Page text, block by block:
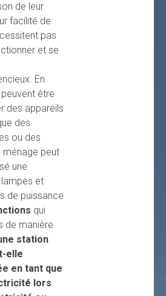
de leur
facilité de
pas
et se
En
être
des appareils
des
ou des
ménage peut
une
et
de puissance
qui
de manière
station
elle
en tant que
lors